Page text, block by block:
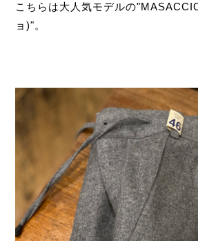
こちらは大人気モデルの
ョ)"。